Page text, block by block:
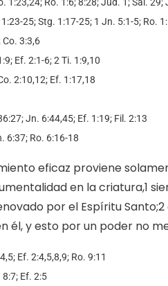
1:23-25; Stg. 1:17-25; 1 Jn. 5:1-5; Ro.
Co. 3:3,6
Ef. 2:1-6; 2 Ti. 1:9,10
2:10,12; Ef. 1:17,18
Jn. 6:44,45; Ef. 1:19; Fil. 2:13
6:37; Ro. 6:16-18
eficaz proviene
en la criatura,1
por el Espíritu
él, y esto por un poder no
Ef. 2:4,5,8,9; Ro. 9:11
8:7; Ef. 2:5